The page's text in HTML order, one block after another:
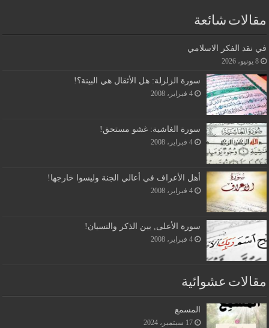
مقالات شائعة
في نقد الفكر الاسلامي
8 يونيو، 2026
سورة الزلزلة: هل الأثقال هي البينة؟!
4 فبراير، 2008
سورة الغاشية: غشو مستحق!
4 فبراير، 2008
أهل الأعراف في أعالي الجنة وليسوا خارجها!
4 فبراير، 2008
سورة الأعلى, بين الذكر والنسيان!
4 فبراير، 2008
مقالات عشوائية
المسمع
17 سبتمبر، 2024